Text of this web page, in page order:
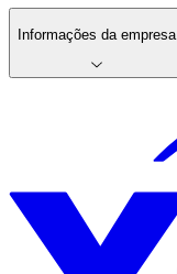
Informações da empresa